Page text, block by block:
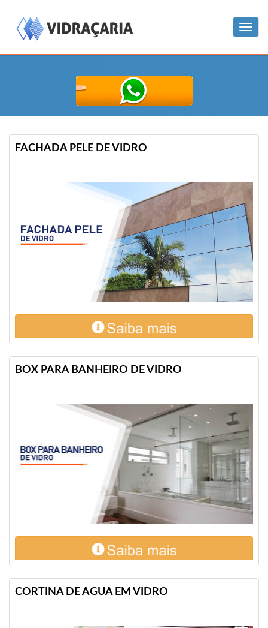
Menu
FACHADA PELE DE VIDRO
BOX PARA BANHEIRO DE VIDRO
CORTINA DE AGUA EM VIDRO